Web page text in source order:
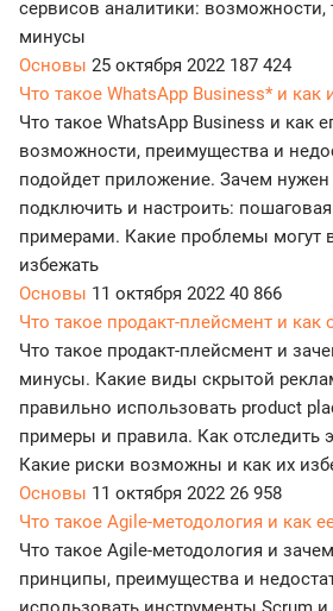
сервисов аналитики:
минусы
Основы 25 октября 2022 187 424
Что такое WhatsApp Business* и как
Что такое WhatsApp Business и как
возможности, преимущества и
подойдет приложение. Зачем нужен
подключить и настроить:
примерами. Какие проблемы могут
избежать
Основы 11 октября 2022 40 866
Что такое продакт-плейсмент и как
Что такое продакт-плейсмент и
минусы. Какие виды скрытой
правильно использовать product
примеры и правила. Как отследить
Какие риски возможны и как их
Основы 11 октября 2022 26 958
Что такое Agile-методология и как
Что такое Agile-методология и
принципы, преимущества и